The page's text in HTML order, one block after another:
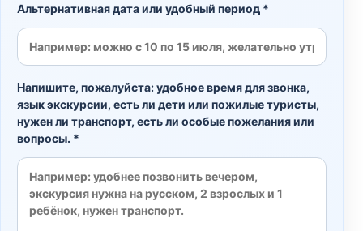
Альтернативная дата или удобный период *
Напишите, пожалуйста: удобное время для звонка,
язык экскурсии, есть ли дети или пожилые туристы,
нужен ли транспорт, есть ли особые пожелания или
вопросы. *